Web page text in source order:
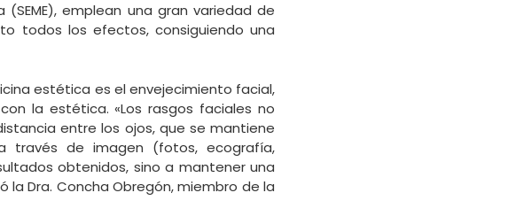
emplean una gran variedad de
todos los efectos, consiguiendo una
estética es el envejecimiento facial,
la estética. «Los rasgos faciales no
entre los ojos, que se mantiene
través de imagen (fotos, ecografía,
obtenidos, sino a mantener una
Dra. Concha Obregón, miembro de la